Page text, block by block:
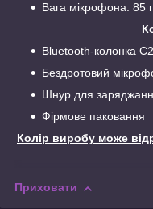
Вага мікрофона: 85 г
Bluetooth-колонка
Бездротовий
Шнур для
Фірмове паковання
Колір виробу може
Приховати